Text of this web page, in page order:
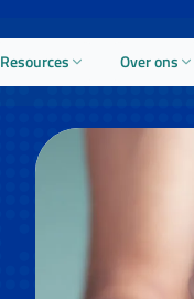
Resources Over ons